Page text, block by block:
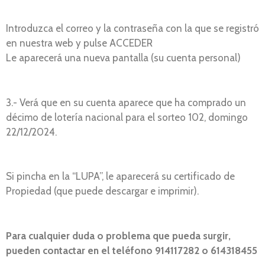
Introduzca el correo y la contraseña con la que se registró
en nuestra web y pulse ACCEDER
Le aparecerá una nueva pantalla (su cuenta personal)
3.- Verá que en su cuenta aparece que ha comprado un
décimo de lotería nacional para el sorteo 102, domingo
22/12/2024.
Si pincha en la “LUPA”, le aparecerá su certificado de
Propiedad (que puede descargar e imprimir).
Para cualquier duda o problema que pueda surgir,
pueden contactar en el teléfono 914117282 o 614318455